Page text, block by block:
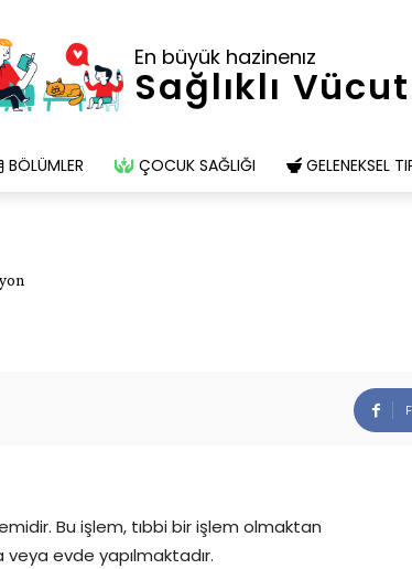
En büyük hazinenız
Sağlıklı Vücut
BÖLÜMLER ÇOCUK SAĞLIĞI GELENEKSEL
Bu işlem, tıbbi bir işlem olmaktan
evde yapılmaktadır.